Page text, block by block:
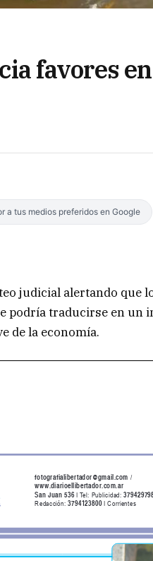
favores
a tus medios preferidos en Google
judicial alertando que
podría traducirse en un
de la economía.